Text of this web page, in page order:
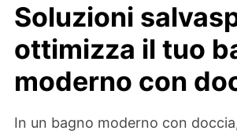
Soluzioni
ottimizza il tuo
moderno con
In un bagno moderno con